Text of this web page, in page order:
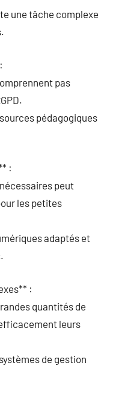
une tâche complexe
pas
pédagogiques
:
peut
les petites
adaptés et
:
quantités de
leurs
de gestion